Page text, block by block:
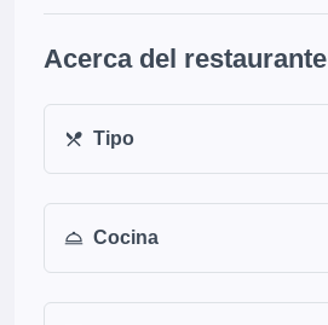
Acerca del restaurante
Tipo
Cocina